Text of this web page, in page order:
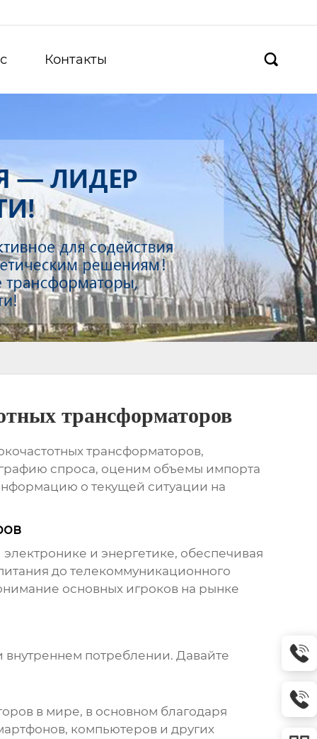
Контакты 
трансформаторов
трансформаторов,
спроса, оценим объемы импорта
о текущей ситуации на
и энергетике, обеспечивая
до телекоммуникационного
основных игроков на рынке
внутреннем потреблении. Давайте
в мире, в основном благодаря
компьютеров и других